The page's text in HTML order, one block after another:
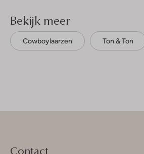
Bekijk meer
Cowboylaarzen Ton & Ton
Contact